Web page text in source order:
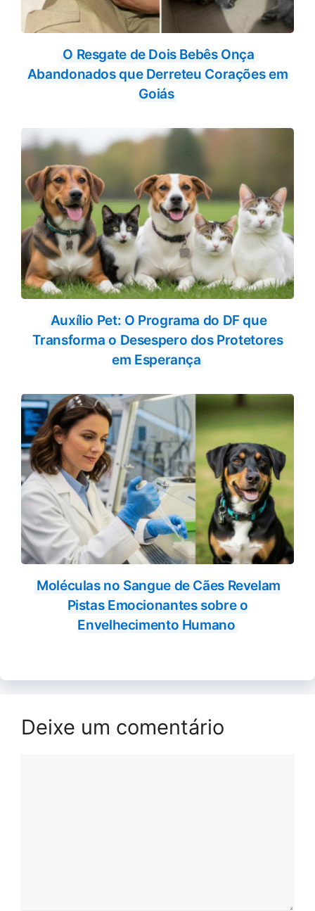
O Resgate de Dois Bebês Onça
Abandonados que Derreteu Corações em
Goiás
Auxílio Pet: O Programa do DF que
Transforma o Desespero dos Protetores
em Esperança
Moléculas no Sangue de Cães Revelam
Pistas Emocionantes sobre o
Envelhecimento Humano
Deixe um comentário